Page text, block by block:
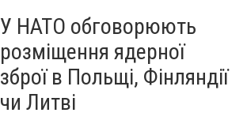
У НАТО обговорюють
розміщення ядерної
зброї в Польщі, Фінляндії
чи Литві